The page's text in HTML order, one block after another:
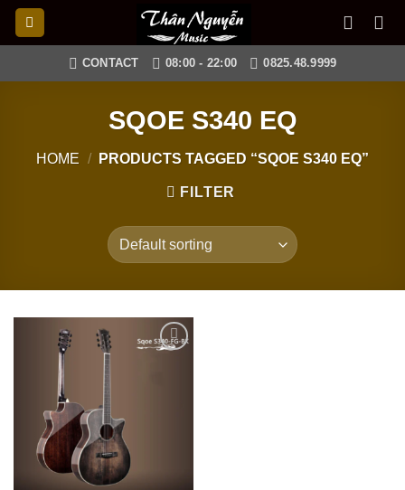
Skip
CONTACT 08:00 - 22:00 0825.48.9999
SQOE S340 EQ
HOME / PRODUCTS TAGGED “SQOE S340 EQ”
FILTER